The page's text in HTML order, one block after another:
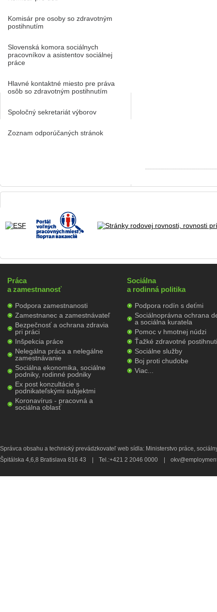
Komisár pre osoby so zdravotným
postihnutím
Slovenská komora sociálnych
pracovníkov a asistentov sociálnej
práce
Hlavné kontaktné miesto pre práva
osôb so zdravotným postihnutím
Spoločný sekretariát výborov
Zoznam odporúčaných stránok
Práca
a zamestnanosť
Podpora zamestnanosti
Zamestnanec a zamestnávateľ
Bezpečnosť a ochrana zdravia
pri práci
Inšpekcia práce
Nelegálna práca a nelegálne
zamestnávanie
Sociálna ekonomika, sociálne
podniky, rodinné podniky
Ex post konzultácie s
podnikateľskými subjektmi
Koronavírus - pracovná a
sociálna oblasť
Sociálna
a rodinná politika
Podpora rodín s deťmi
Sociálnoprávna ochrana
a sociálna kuratela
Pomoc v hmotnej núdzi
Ťažké zdravotné
Sociálne služby
Boj proti chudobe
Viac...
Správca obsahu a technický prevádzkovateľ web sídla: Ministerstvo práce,
Špitálska 4,6,8 Bratislava 816 43
Tel.:+421 2 2046 0000